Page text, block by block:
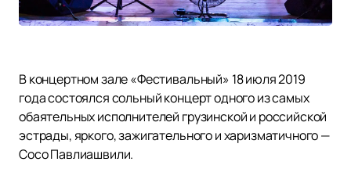
В концертном зале «Фестивальный» 18 июля 2019
года состоялся сольный концерт одного из самых
обаятельных исполнителей грузинской и российской
эстрады, яркого, зажигательного и харизматичного —
Сосо Павлиашвили.